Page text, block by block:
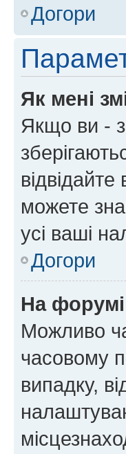
Догори
Як мені
Якщо ви -
можете
усі ваші
Догори
На
Можливо
часовому
випадку,